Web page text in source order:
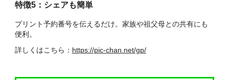
特徴5：シェアも簡単
プリント予約番号を伝えるだけ。家族や祖父母との共有にも
便利。
詳しくはこちら： https://pic-chan.net/gp/